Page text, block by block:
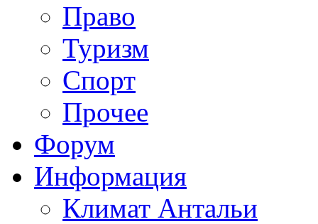
Право
Туризм
Спорт
Прочее
Форум
Информация
Климат Антальи